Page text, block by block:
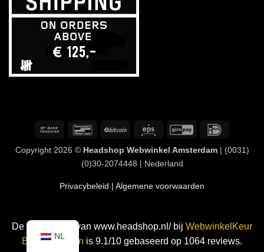
OverschrijvingBancontactBitCoin Eps GiroPay
Copyright 2026 © Headshop Webwinkel Amsterdam| (0031)
(0)30-2074448 | Nederland
Privacybeleid | Algemene voorwaarden
De waardering van www.headshop.nl/ bij WebwinkelKeur
Beoordelingen is 9.1/10 gebaseerd op 1064 reviews.
NL